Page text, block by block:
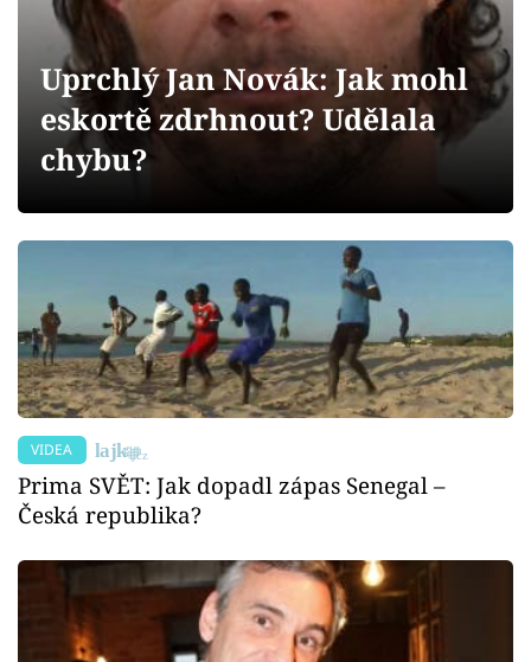
Videa
Sledujte prima+
Uprchlý Jan Novák: Jak mohl
eskortě zdrhnout? Udělala
chybu?
VIDEA
Prima SVĚT: Jak dopadl zápas Senegal –
Česká republika?